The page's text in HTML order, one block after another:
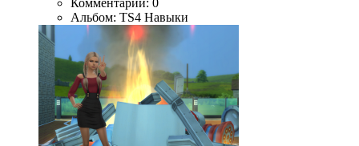
Комментарии: 0
Альбом: TS4 Навыки